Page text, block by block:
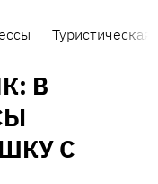
Туристическая
В
С